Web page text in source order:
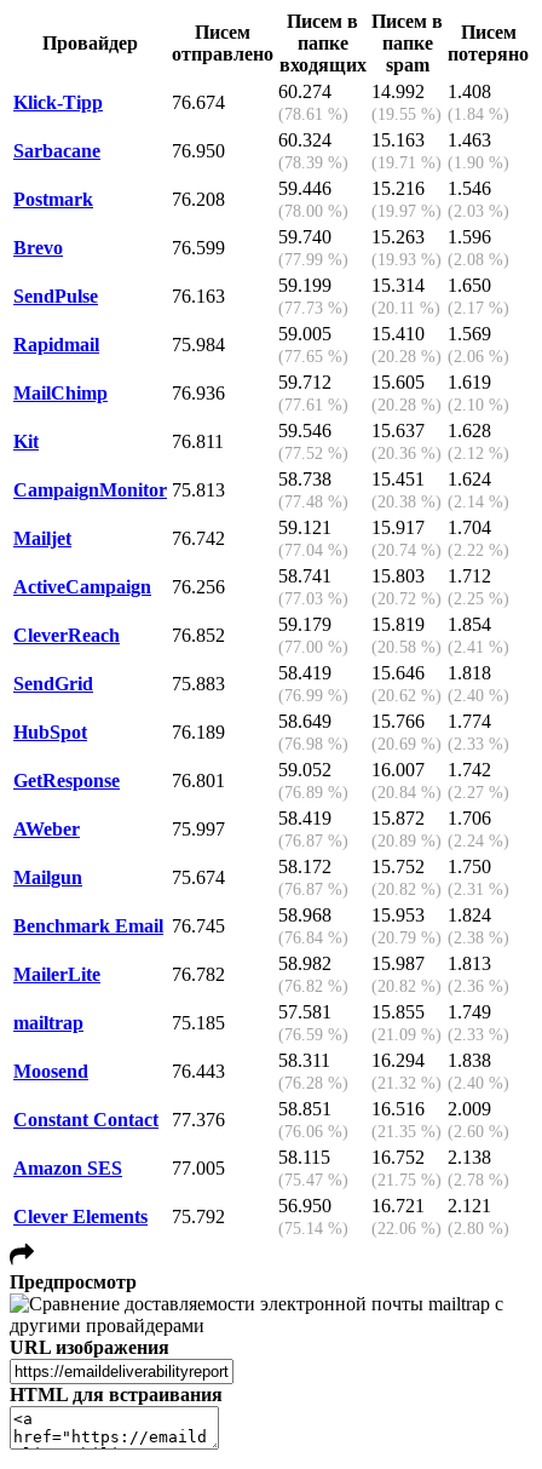
Провайдер
Писем
отправлено
Писем в
папке
входящих
Писем в
папке
spam
Писем
потеряно
Klick-Tipp 76.674
60.274
(78.61 %)
14.992
(19.55 %)
1.408
(1.84 %)
Sarbacane 76.950
60.324
(78.39 %)
15.163
(19.71 %)
1.463
(1.90 %)
Postmark 76.208
59.446
(78.00 %)
15.216
(19.97 %)
1.546
(2.03 %)
Brevo 76.599
59.740
(77.99 %)
15.263
(19.93 %)
1.596
(2.08 %)
SendPulse 76.163
59.199
(77.73 %)
15.314
(20.11 %)
1.650
(2.17 %)
Rapidmail 75.984
59.005
(77.65 %)
15.410
(20.28 %)
1.569
(2.06 %)
MailChimp 76.936
59.712
(77.61 %)
15.605
(20.28 %)
1.619
(2.10 %)
Kit 76.811
59.546
(77.52 %)
15.637
(20.36 %)
1.628
(2.12 %)
CampaignMonitor 75.813
58.738
(77.48 %)
15.451
(20.38 %)
1.624
(2.14 %)
Mailjet 76.742
59.121
(77.04 %)
15.917
(20.74 %)
1.704
(2.22 %)
ActiveCampaign 76.256
58.741
(77.03 %)
15.803
(20.72 %)
1.712
(2.25 %)
CleverReach 76.852
59.179
(77.00 %)
15.819
(20.58 %)
1.854
(2.41 %)
SendGrid 75.883
58.419
(76.99 %)
15.646
(20.62 %)
1.818
(2.40 %)
HubSpot 76.189
58.649
(76.98 %)
15.766
(20.69 %)
1.774
(2.33 %)
GetResponse 76.801
59.052
(76.89 %)
16.007
(20.84 %)
1.742
(2.27 %)
AWeber 75.997
58.419
(76.87 %)
15.872
(20.89 %)
1.706
(2.24 %)
Mailgun 75.674
58.172
(76.87 %)
15.752
(20.82 %)
1.750
(2.31 %)
Benchmark Email 76.745
58.968
(76.84 %)
15.953
(20.79 %)
1.824
(2.38 %)
MailerLite 76.782
58.982
(76.82 %)
15.987
(20.82 %)
1.813
(2.36 %)
mailtrap 75.185
57.581
(76.59 %)
15.855
(21.09 %)
1.749
(2.33 %)
Moosend 76.443
58.311
(76.28 %)
16.294
(21.32 %)
1.838
(2.40 %)
Constant Contact 77.376
58.851
(76.06 %)
16.516
(21.35 %)
2.009
(2.60 %)
Amazon SES 77.005
58.115
(75.47 %)
16.752
(21.75 %)
2.138
(2.78 %)
Clever Elements 75.792
56.950
(75.14 %)
16.721
(22.06 %)
2.121
(2.80 %)
Предпросмотр
URL изображения
HTML для встраивания